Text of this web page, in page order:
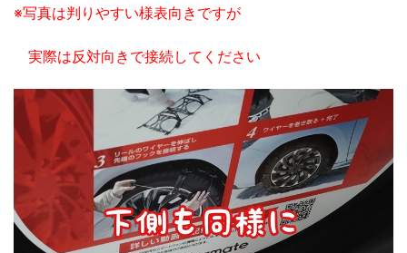
※写真は判りやすい様表向きですが
実際は反対向きで接続してください